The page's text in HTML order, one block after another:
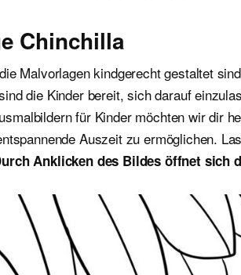
Chinchilla
Malvorlagen kindgerecht gestaltet
die Kinder bereit, sich darauf
für Kinder möchten wir dir
Auszeit zu ermöglichen.
Anklicken des Bildes öffnet sich